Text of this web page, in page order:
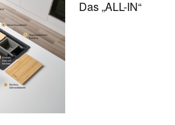
Das „ALL-IN“